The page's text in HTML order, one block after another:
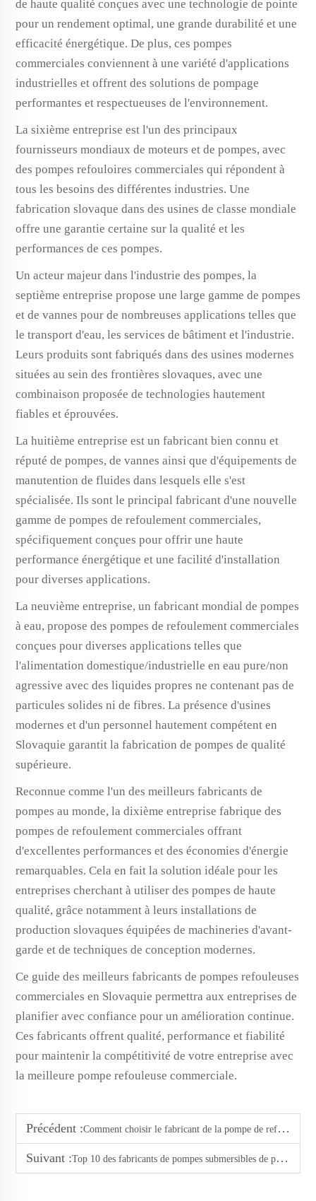
de haute qualité conçues avec une technologie de pointe
pour un rendement optimal, une grande durabilité et une
efficacité énergétique. De plus, ces pompes
commerciales conviennent à une variété d'applications
industrielles et offrent des solutions de pompage
performantes et respectueuses de l'environnement.
La sixième entreprise est l'un des principaux
fournisseurs mondiaux de moteurs et de pompes, avec
des pompes refouloires commerciales qui répondent à
tous les besoins des différentes industries. Une
fabrication slovaque dans des usines de classe mondiale
offre une garantie certaine sur la qualité et les
performances de ces pompes.
Un acteur majeur dans l'industrie des pompes, la
septième entreprise propose une large gamme de pompes
et de vannes pour de nombreuses applications telles que
le transport d'eau, les services de bâtiment et l'industrie.
Leurs produits sont fabriqués dans des usines modernes
situées au sein des frontières slovaques, avec une
combinaison proposée de technologies hautement
fiables et éprouvées.
La huitième entreprise est un fabricant bien connu et
réputé de pompes, de vannes ainsi que d'équipements de
manutention de fluides dans lesquels elle s'est
spécialisée. Ils sont le principal fabricant d'une nouvelle
gamme de pompes de refoulement commerciales,
spécifiquement conçues pour offrir une haute
performance énergétique et une facilité d'installation
pour diverses applications.
La neuvième entreprise, un fabricant mondial de pompes
à eau, propose des pompes de refoulement commerciales
conçues pour diverses applications telles que
l'alimentation domestique/industrielle en eau pure/non
agressive avec des liquides propres ne contenant pas de
particules solides ni de fibres. La présence d'usines
modernes et d'un personnel hautement compétent en
Slovaquie garantit la fabrication de pompes de qualité
supérieure.
Reconnue comme l'un des meilleurs fabricants de
pompes au monde, la dixième entreprise fabrique des
pompes de refoulement commerciales offrant
d'excellentes performances et des économies d'énergie
remarquables. Cela en fait la solution idéale pour les
entreprises cherchant à utiliser des pompes de haute
qualité, grâce notamment à leurs installations de
production slovaques équipées de machineries d'avant-
garde et de techniques de conception modernes.
Ce guide des meilleurs fabricants de pompes refouleuses
commerciales en Slovaquie permettra aux entreprises de
planifier avec confiance pour un amélioration continue.
Ces fabricants offrent qualité, performance et fiabilité
pour maintenir la compétitivité de votre entreprise avec
la meilleure pompe refouleuse commerciale.
Précédent :Comment choisir le fabricant de la pompe de refoulement domestique
Suivant :Top 10 des fabricants de pompes submersibles de puits en 115v en Irlande